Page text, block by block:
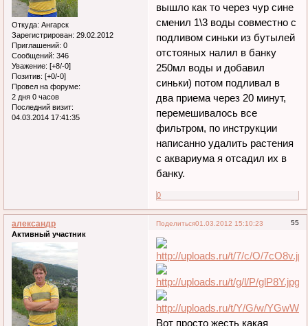
Откуда: Ангарск
Зарегистрирован: 29.02.2012
Приглашений: 0
Сообщений: 346
Уважение: [+8/-0]
Позитив: [+0/-0]
Провел на форуме:
2 дня 0 часов
Последний визит:
04.03.2014 17:41:35
вышло как то через чур сине
сменил 1\3 воды совместно с
подливом синьки из бутылей
отстояных налил в банку
250мл воды и добавил
синьки) потом подливал в
два приема через 20 минут,
перемешивалось все
фильтром, по инструкции
написанно удалить растения
с аквариума я отсадил их в
банку.
0
Поделиться 55
01.03.2012 15:10:23
александр
Активный участник
Вот просто жесть какая